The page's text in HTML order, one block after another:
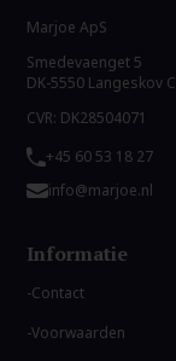
Marjoe ApS
Smedevaenget 5
DK-5550 Langeskov C
CVR: DK28504071
+45 60 53 18 27
info@marjoe.nl
Informatie
Contact
Voorwaarden